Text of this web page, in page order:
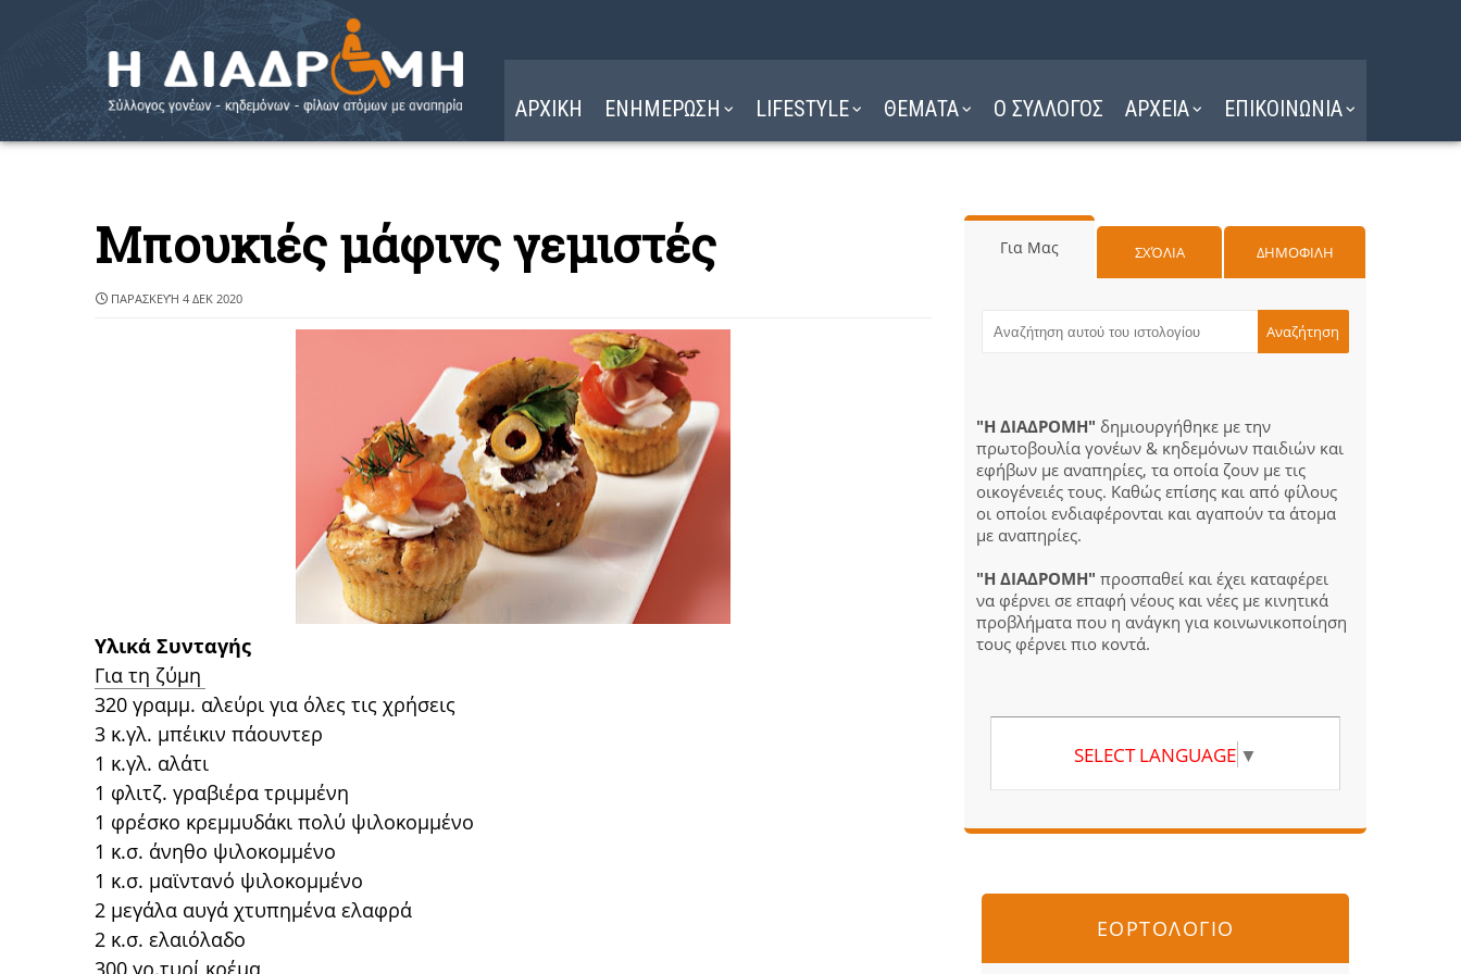
ΑΡΧΙΚΗ ΕΝΗΜΕΡΩΣΗ LIFESTYLE ΘΕΜΑΤΑ Ο ΣΥΛΛΟΓΟΣ ΑΡΧΕΙΑ ΕΠΙΚΟΙΝΩΝΙΑ
Μπουκιές μάφινς γεμιστές
ΠΑΡΑΣΚΕΥΉ 4 ΔΕΚ 2020
Υλικά Συνταγής
Για τη ζύμη
320 γραμμ. αλεύρι για όλες τις χρήσεις
3 κ.γλ. μπέικιν πάουντερ
1 κ.γλ. αλάτι
1 φλιτζ. γραβιέρα τριμμένη
1 φρέσκο κρεμμυδάκι πολύ ψιλοκομμένο
1 κ.σ. άνηθο ψιλοκομμένο
1 κ.σ. μαϊντανό ψιλοκομμένο
2 μεγάλα αυγά χτυπημένα ελαφρά
2 κ.σ. ελαιόλαδο
300 γρ.τυρί κρέμα
Για Μας ΣΧΌΛΙΑ ΔΗΜΟΦΙΛΗ
"Η ΔΙΑΔΡΟΜΗ" δημιουργήθηκε με την
πρωτοβουλία γονέων & κηδεμόνων παιδιών και
εφήβων με αναπηρίες, τα οποία ζουν με τις
οικογένειές τους. Καθώς επίσης και από φίλους
οι οποίοι ενδιαφέρονται και αγαπούν τα άτομα
με αναπηρίες.
"Η ΔΙΑΔΡΟΜΗ" προσπαθεί και έχει καταφέρει
να φέρνει σε επαφή νέους και νέες με κινητικά
προβλήματα που η ανάγκη για κοινωνικοποίηση
τους φέρνει πιο κοντά.
SELECT LANGUAGE ▼
ΕΟΡΤΟΛΟΓΙΟ